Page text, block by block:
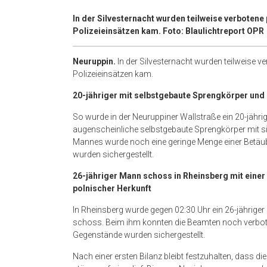
In der Silvesternacht wurden teilweise
Polizeieinsätzen kam. Foto: Blaulichtreport OPR
Neuruppin. In der Silvesternacht wurden teilweise
Polizeieinsätzen kam.
20-jähriger mit selbstgebaute Sprengkörper und
So wurde in der Neuruppiner Wallstraße ein 20-
augenscheinliche selbstgebaute Sprengkörper mit
Mannes wurde noch eine geringe Menge einer
wurden sichergestellt.
26-jähriger Mann schoss in Rheinsberg mit einer
polnischer Herkunft
In Rheinsberg wurde gegen 02:30 Uhr ein 26-
schoss. Beim ihm konnten die Beamten noch
Gegenstände wurden sichergestellt.
Nach einer ersten Bilanz bleibt festzuhalten, dass